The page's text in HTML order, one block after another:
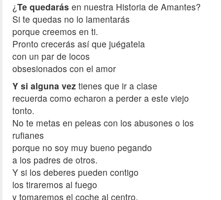
¿Te quedarás en nuestra Historia de Amantes?
Si te quedas no lo lamentarás
porque creemos en ti.
Pronto crecerás así que juégatela
con un par de locos
obsesionados con el amor
Y si alguna vez tienes que ir a clase
recuerda como echaron a perder a este viejo
tonto.
No te metas en peleas con los abusones o los
rufianes
porque no soy muy bueno pegando
a los padres de otros.
Y si los deberes pueden contigo
los tiraremos al fuego
y tomaremos el coche al centro.